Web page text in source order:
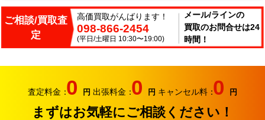
2026.06.14
こんにちはサークルです。梅雨が長いですね～。雨の中
出張買取頑張ってます。
2026.06.07
り強化中です。
2026.05.17
ご相談/買取査
定
高価買取がんばります！
098-866-2454
(平日/土曜日 10:30〜19:00)
メール/ラインの
買取のお問合せは24
時間！
査定料金：0 円 出張料金：0 円 キャンセル料：0 円
まずはお気軽にご相談ください！